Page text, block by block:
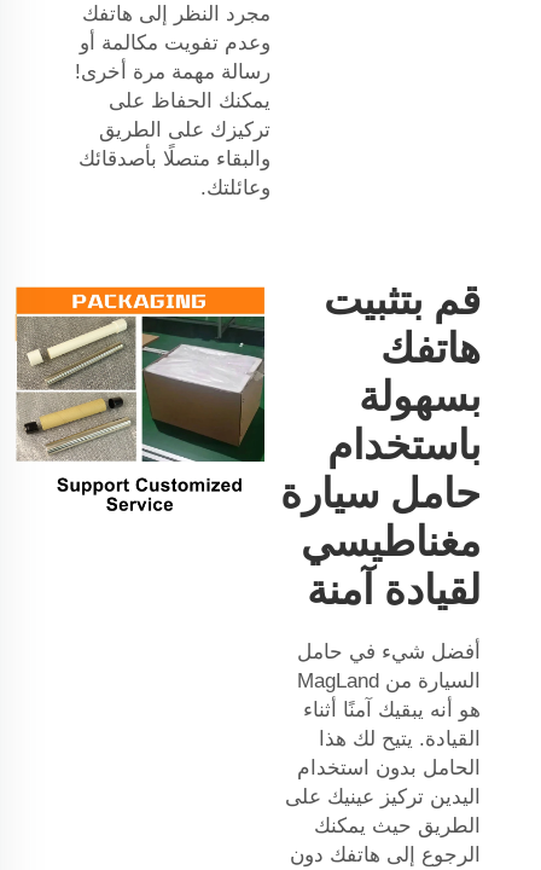
مجرد النظر إلى هاتفك
وعدم تفويت مكالمة أو
رسالة مهمة مرة أخرى!
يمكنك الحفاظ على
تركيزك على الطريق
والبقاء متصلًا بأصدقائك
وعائلتك.
قم بتثبيت
هاتفك
بسهولة
باستخدام
حامل سيارة
مغناطيسي
لقيادة آمنة
أفضل شيء في حامل
السيارة من MagLand
هو أنه يبقيك آمنًا أثناء
القيادة. يتيح لك هذا
الحامل بدون استخدام
اليدين تركيز عينيك على
الطريق حيث يمكنك
الرجوع إلى هاتفك دون